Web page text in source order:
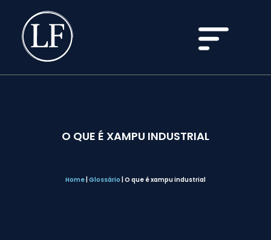
O QUE É XAMPU INDUSTRIAL
Home Glossário O que é xampu industrial